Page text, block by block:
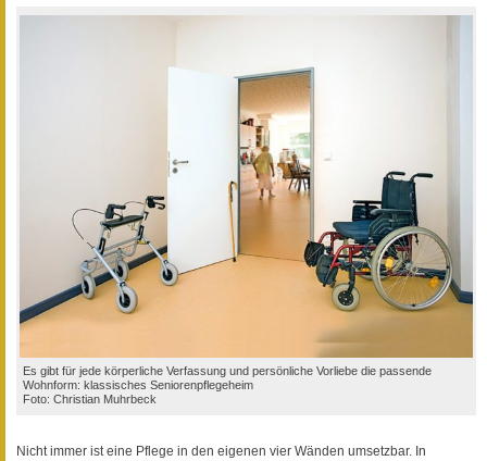
Es gibt für jede körperliche Verfassung und persönliche Vorliebe die passende
Wohnform: klassisches Seniorenpflegeheim
Foto: Christian Muhrbeck
Nicht immer ist eine Pflege in den eigenen vier Wänden umsetzbar. In